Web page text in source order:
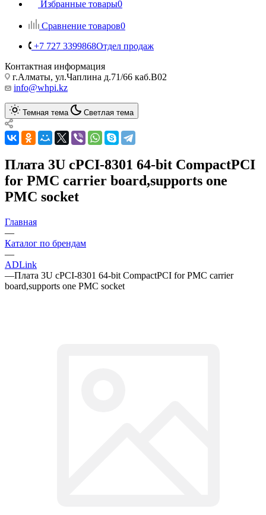
Избранные товары0
Сравнение товаров0
+7 727 3399868Отдел продаж
Контактная информация
г.Алматы, ул.Чаплина д.71/66 каб.B02
info@whpi.kz
Темная тема Светлая тема
Плата 3U cPCI-8301 64-bit CompactPCI
for PMC carrier board,supports one
PMC socket
Главная
—
Каталог по брендам
—
ADLink
—Плата 3U cPCI-8301 64-bit CompactPCI for PMC carrier
board,supports one PMC socket